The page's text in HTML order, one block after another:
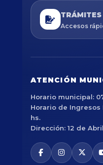
TRÁMITES
Accesos
ATENCIÓN
Horario municipal:
Horario de Ingresos
hs.
Dirección: 12 de